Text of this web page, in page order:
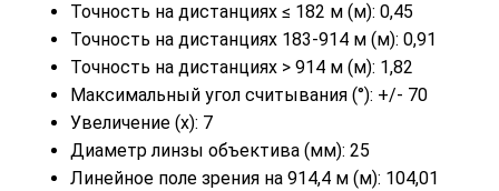
Точность на дистанциях ≤ 182 м (м): 0,45
Точность на дистанциях 183-914 м (м): 0,91
Точность на дистанциях > 914 м (м): 1,82
Максимальный угол считывания (°): +/- 70
Увеличение (х): 7
Диаметр линзы объектива (мм): 25
Линейное поле зрения на 914,4 м (м): 104,01